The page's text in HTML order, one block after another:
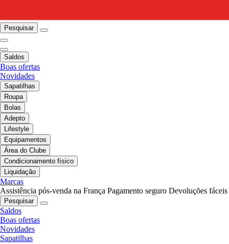
Pesquisar
Saldos
Boas ofertas
Novidades
Sapatilhas
Roupa
Bolas
Adepto
Lifestyle
Equipamentos
Área do Clube
Condicionamento físico
Liquidação
Marcas
Assistência pós-venda na França Pagamento seguro Devoluções fáceis
Pesquisar
Saldos
Boas ofertas
Novidades
Sapatilhas